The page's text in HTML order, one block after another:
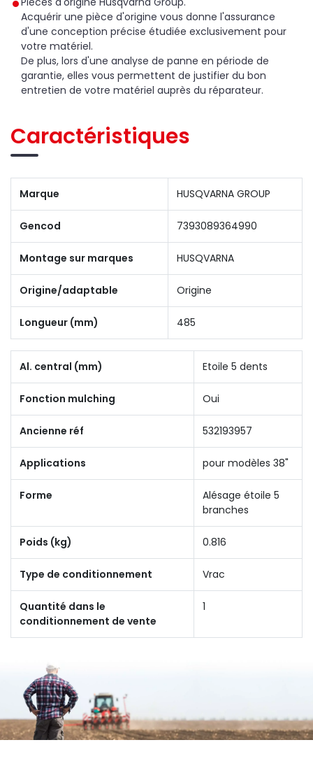
Acquérir une pièce d'origine vous donne l'assurance
d'une conception précise étudiée exclusivement pour
votre matériel.
De plus, lors d'une analyse de panne en période de
garantie, elles vous permettent de justifier du bon
entretien de votre matériel auprès du réparateur.
Caractéristiques
Marque HUSQVARNA GROUP
Gencod 7393089364990
Montage sur marques HUSQVARNA
Origine/adaptable Origine
Longueur (mm) 485
Al. central (mm) Etoile 5 dents
Fonction mulching Oui
Ancienne réf 532193957
Applications pour modèles 38"
Forme
Alésage étoile 5
branches
Poids (kg) 0.816
Type de conditionnement Vrac
Quantité dans le
conditionnement de vente
1